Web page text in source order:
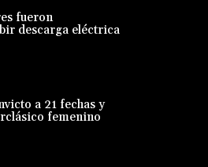
fueron
descarga eléctrica
a 21 fechas y
femenino